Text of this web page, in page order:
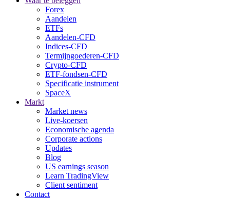
Forex
Aandelen
ETFs
Aandelen-CFD
Indices-CFD
Termijngoederen-CFD
Crypto-CFD
ETF-fondsen-CFD
Specificatie instrument
SpaceX
Markt
Market news
Live-koersen
Economische agenda
Corporate actions
Updates
Blog
US earnings season
Learn TradingView
Client sentiment
Contact